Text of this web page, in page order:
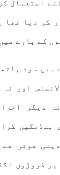
استعمال
کر دیا تھا
کے بارے
میں سود
اور
دیگر
بلڈنگیں
ھوتی
کروڑوں